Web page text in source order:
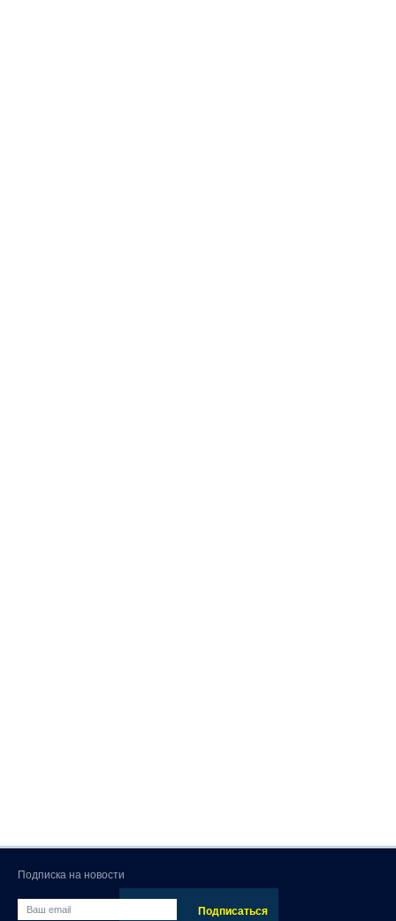
Подписка на новости